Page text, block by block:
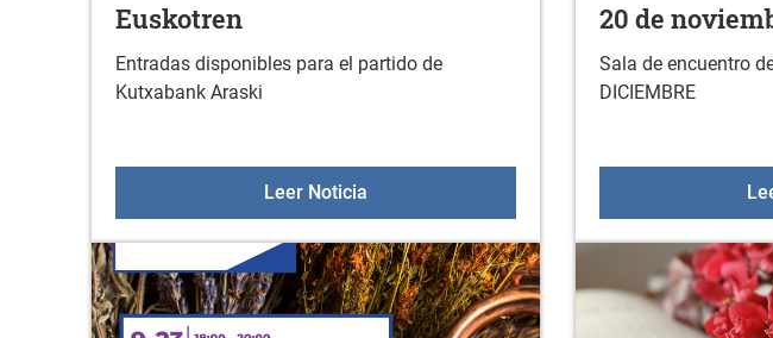
Euskotren
Entradas disponibles para el partido de
Kutxabank Araski
Leer NoticiaPartido Kutxabank Araski- IDK Euskotren
20 de
Sala de encuentro
DICIEMBRE